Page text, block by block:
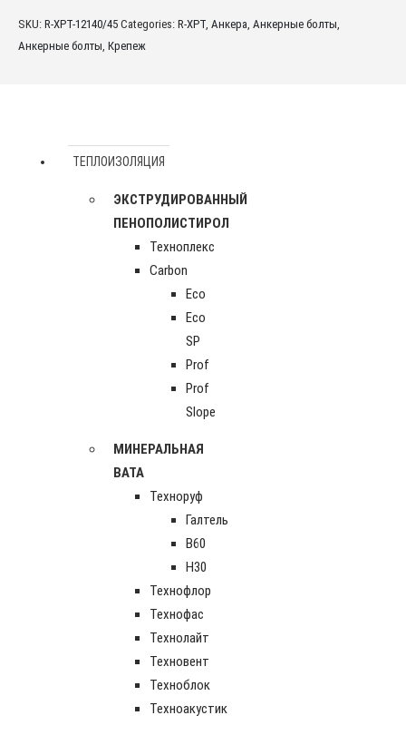
SKU: R-XPT-12140/45 Categories: R-XPT, Анкера, Анкерные болты,
Анкерные болты, Крепеж
ТЕПЛОИЗОЛЯЦИЯ
ЭКСТРУДИРОВАННЫЙ
ПЕНОПОЛИСТИРОЛ
Техноплекс
Carbon
Eco
Eco
SP
Prof
Prof
Slope
МИНЕРАЛЬНАЯ
ВАТА
Техноруф
Галтель
В60
Н30
Технофлор
Технофас
Технолайт
Техновент
Техноблок
Техноакустик